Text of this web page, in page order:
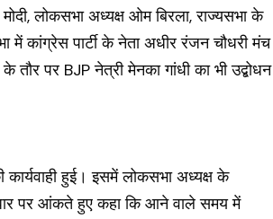
लोकसभा अध्यक्ष ओम बिरला, राज्यसभा के
में कांग्रेस पार्टी के नेता अधीर रंजन चौधरी मंच
पर BJP नेत्री मेनका गांधी का भी उद्बोधन
हुई। इसमें लोकसभा अध्यक्ष के
पर आंकते हुए कहा कि आने वाले समय में